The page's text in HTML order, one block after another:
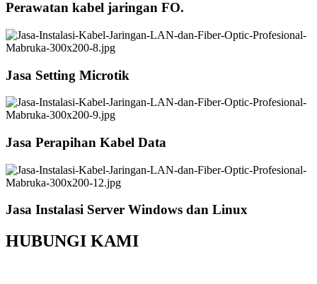
Perawatan kabel jaringan FO.
Jasa Setting Microtik
Jasa Perapihan Kabel Data
Jasa Instalasi Server Windows dan Linux
HUBUNGI KAMI